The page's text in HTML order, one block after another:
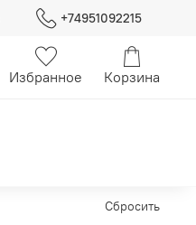
+74951092215
Избранное Корзина
Сбросить